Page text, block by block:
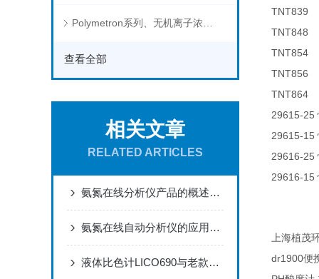
查看全部
相关文章
RELATED ARTICLES
氨氮在线分析仪产品的概述及性能
氨氮在线自动分析仪的应用领域和基本原理
液体比色计LICO690与老款比色计LICO500的区别
TNT839
TNT848
TNT854
TNT856
TNT864
29615-25
29615-15
29616-25
29616-15
上海植茂
dr1900便